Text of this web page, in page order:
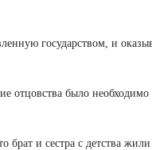
государством, и
отцовства было необходимо
брат и сестра с детства жили